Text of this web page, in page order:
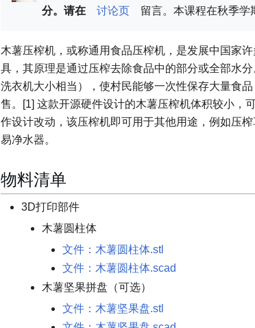
分。请在
讨论页 留言。本课程在秋季学
木薯压榨机，或称通用食品压榨机，是发展中国家
具，其原理是通过压榨去除食品中的部分或全部水
洗衣机大小相当），使村民能够一次性保存大量食
售。[1] 这款开源硬件设计的木薯压榨机体积较小，
作设计改动，该压榨机即可用于其他用途，例如压
易净水器。
物料清单
3D打印部件
木薯圆柱体
文件：木薯圆柱体.stl
文件：木薯圆柱体.scad
木薯坚果拼盘（可选）
文件：木薯坚果盘.stl